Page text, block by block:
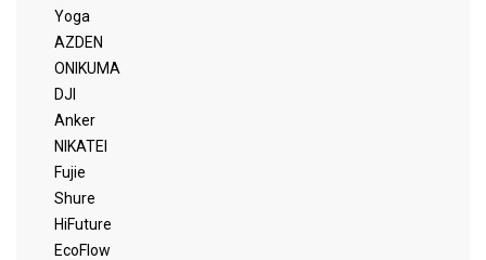
Yoga
AZDEN
ONIKUMA
DJI
Anker
NIKATEI
Fujie
Shure
HiFuture
EcoFlow